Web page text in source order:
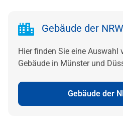
Gebäude der
Hier finden Sie eine Auswahl
Gebäude in Münster und
Gebäude der